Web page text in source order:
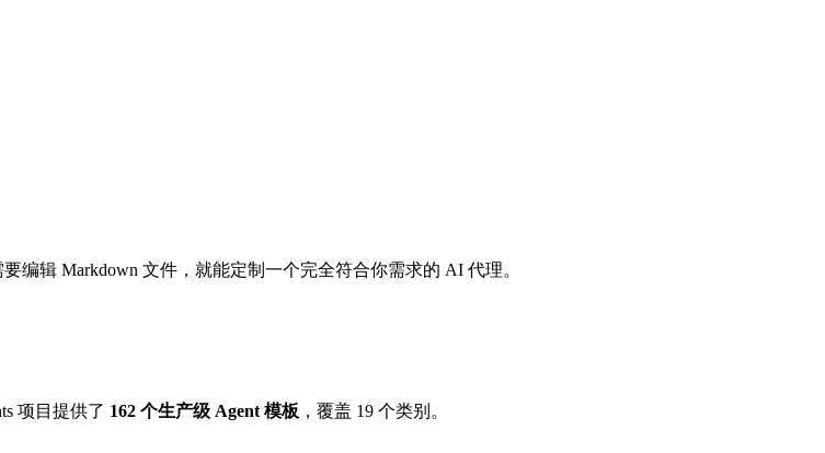
辑 Markdown 文件，就能定制一个完全符合你需求的 AI 代理。
项目提供了 162 个生产级 Agent 模板 ，覆盖 19 个类别。